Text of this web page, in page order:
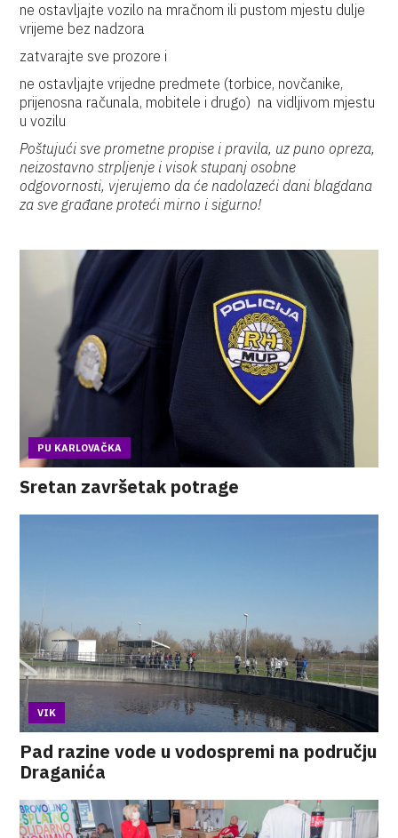
ne ostavljajte vozilo na mračnom ili pustom mjestu dulje
vrijeme bez nadzora
zatvarajte sve prozore i
ne ostavljajte vrijedne predmete (torbice, novčanike,
prijenosna računala, mobitele i drugo) na vidljivom mjestu
u vozilu
Poštujući sve prometne propise i pravila, uz puno opreza,
neizostavno strpljenje i visok stupanj osobne
odgovornosti, vjerujemo da će nadolazeći dani blagdana
za sve građane proteći mirno i sigurno!
PU KARLOVAČKA
Sretan završetak potrage
VIK
Pad razine vode u vodospremi na području
Draganića